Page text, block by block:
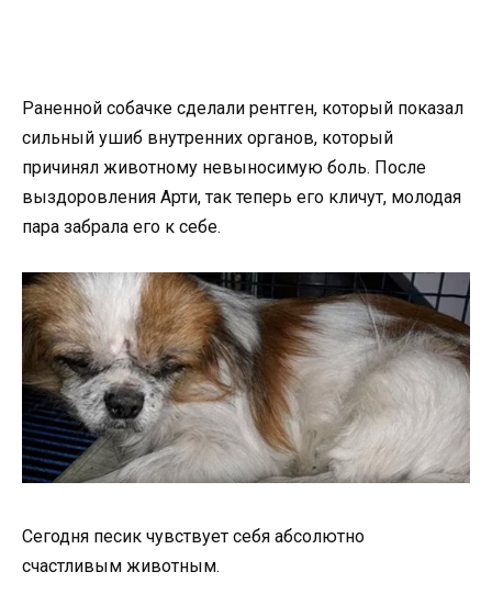
Раненной собачке сделали рентген, который показал
сильный ушиб внутренних органов, который
причинял животному невыносимую боль. После
выздоровления Арти, так теперь его кличут, молодая
пара забрала его к себе.
Сегодня песик чувствует себя абсолютно
счастливым животным.